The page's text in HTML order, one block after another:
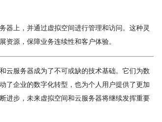
器上，并通过虚拟空间进行管理和访问。这种灵
资源，保障业务连续性和客户体验。
云服务器成为了不可或缺的技术基础。它们为数
了企业的数字化转型，也为个人用户提供了更加
进步，未来虚拟空间和云服务器将继续发挥重要